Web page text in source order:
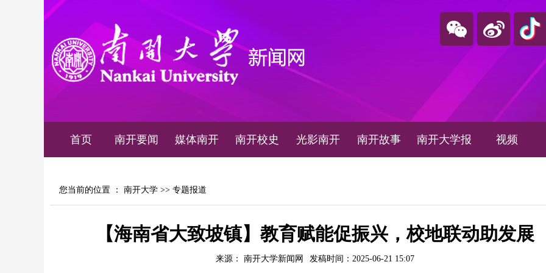
首页 南开要闻 媒体南开 南开校史 光影南开 南开故事 南开大学报 视频
您当前的位置 ： 南开大学 >> 专题报道
【海南省大致坡镇】教育赋能促振兴，校地联动助发展
来源： 南开大学新闻网 发稿时间：2025-06-21 15:07